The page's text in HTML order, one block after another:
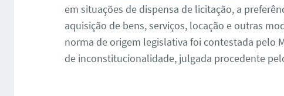
em situações de dispensa de licitação, a
aquisição de bens, serviços, locação e outras
norma de origem legislativa foi contestada pelo
de inconstitucionalidade, julgada procedente